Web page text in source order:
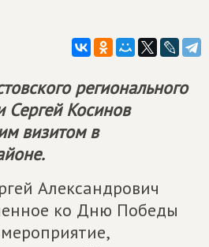
регионального
Сергей Косинов
визитом в
Александрович
ко Дню Победы